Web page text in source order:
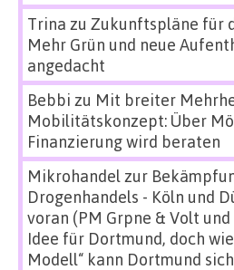
Trina zu Zukunftspläne für
Mehr Grün und neue
angedacht
Bebbi zu Mit breiter
Mobilitätskonzept: Über
Finanzierung wird beraten
Mikrohandel zur
Drogenhandels - Köln und
voran (PM Grpne & Volt und
Idee für Dortmund, doch
Modell“ kann Dortmund